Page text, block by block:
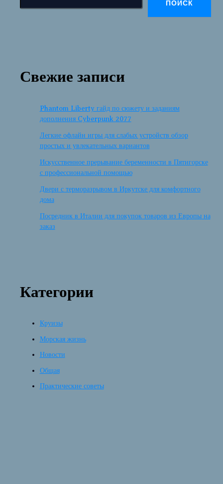
ПОИСК
Свежие записи
Phantom Liberty гайд по сюжету и заданиям
дополнения Cyberpunk 2077
Легкие офлайн игры для слабых устройств обзор
простых и увлекательных вариантов
Искусственное прерывание беременности в Пятигорске
с профессиональной помощью
Двери с терморазрывом в Иркутске для комфортного
дома
Посредник в Италии для покупок товаров из Европы на
заказ
Категории
Круизы
Морская жизнь
Новости
Общая
Практические советы